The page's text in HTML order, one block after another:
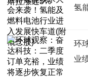
氢
环
业